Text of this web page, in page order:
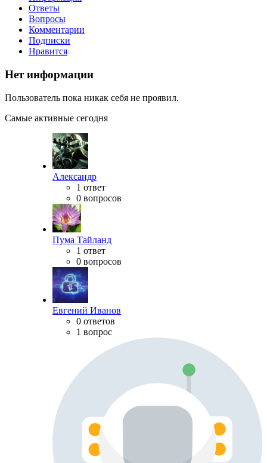
Ответы
Вопросы
Комментарии
Подписки
Нравится
Нет информации
Пользователь пока никак себя не проявил.
Самые активные сегодня
Александр
1 ответ
0 вопросов
Пума Тайланд
1 ответ
0 вопросов
Евгений Иванов
0 ответов
1 вопрос